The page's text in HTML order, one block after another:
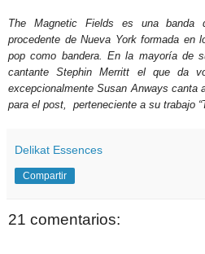
The Magnetic Fields es una banda
procedente de Nueva York formada en
pop como bandera. En la mayoría de
cantante Stephin Merritt el que da
excepcionalmente Susan Anways canta
para el post, perteneciente a su trabajo
Delikat Essences
Compartir
21 comentarios: